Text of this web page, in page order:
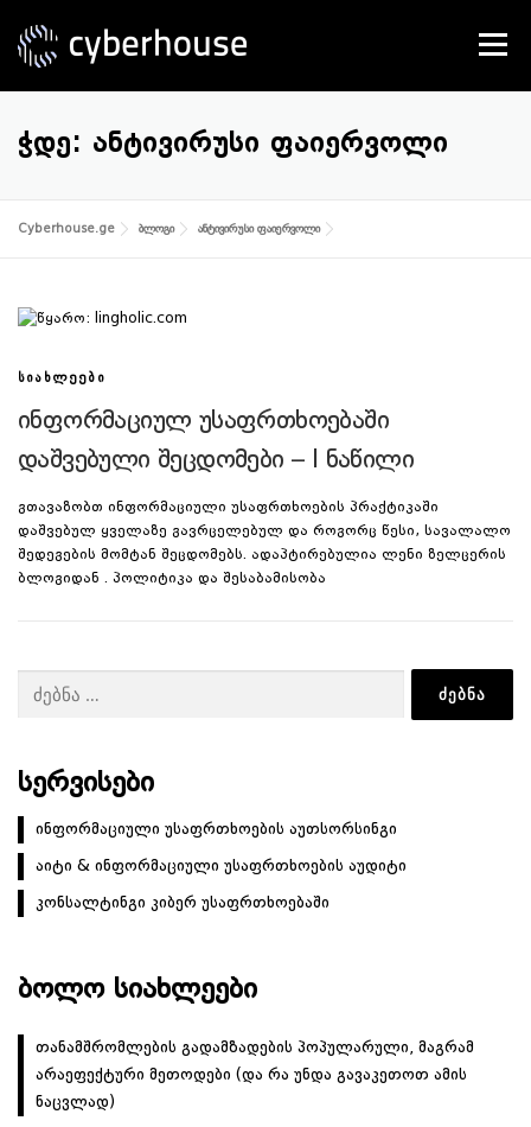
content
Menu
SERVICES ABOUT US CONTACT
ᲭᲓᲔ: ᲐᲜᲢᲘᲕᲘᲠᲣᲡᲘ ᲤᲐᲘᲔᲠᲕᲝᲚᲘ
Cyberhouse.ge ბლოგი ანტივირუსი ფაიერვოლი
ᲡᲘᲐᲮᲚᲔᲔᲑᲘ
ინფორმაციულ უსაფრთხოებაში
დაშვებული შეცდომები – I ნაწილი
გთავაზობთ ინფორმაციული უსაფრთხოების პრაქტიკაში
დაშვებულ ყველაზე გავრცელებულ და როგორც წესი, სავალალო
შედეგების მომტან შეცდომებს. ადაპტირებულია ლენი ზელცერის
ბლოგიდან . პოლიტიკა და შესაბამისობა
ᲡᲔᲠᲕᲘᲡᲔᲑᲘ
ინფორმაციული უსაფრთხოების აუთსორსინგი
აიტი & ინფორმაციული უსაფრთხოების აუდიტი
კონსალტინგი კიბერ უსაფრთხოებაში
ᲑᲝᲚᲝ ᲡᲘᲐᲮᲚᲔᲔᲑᲘ
თანამშრომლების გადამზადების პოპულარული, მაგრამ
არაეფექტური მეთოდები (და რა უნდა გავაკეთოთ ამის
ნაცვლად)